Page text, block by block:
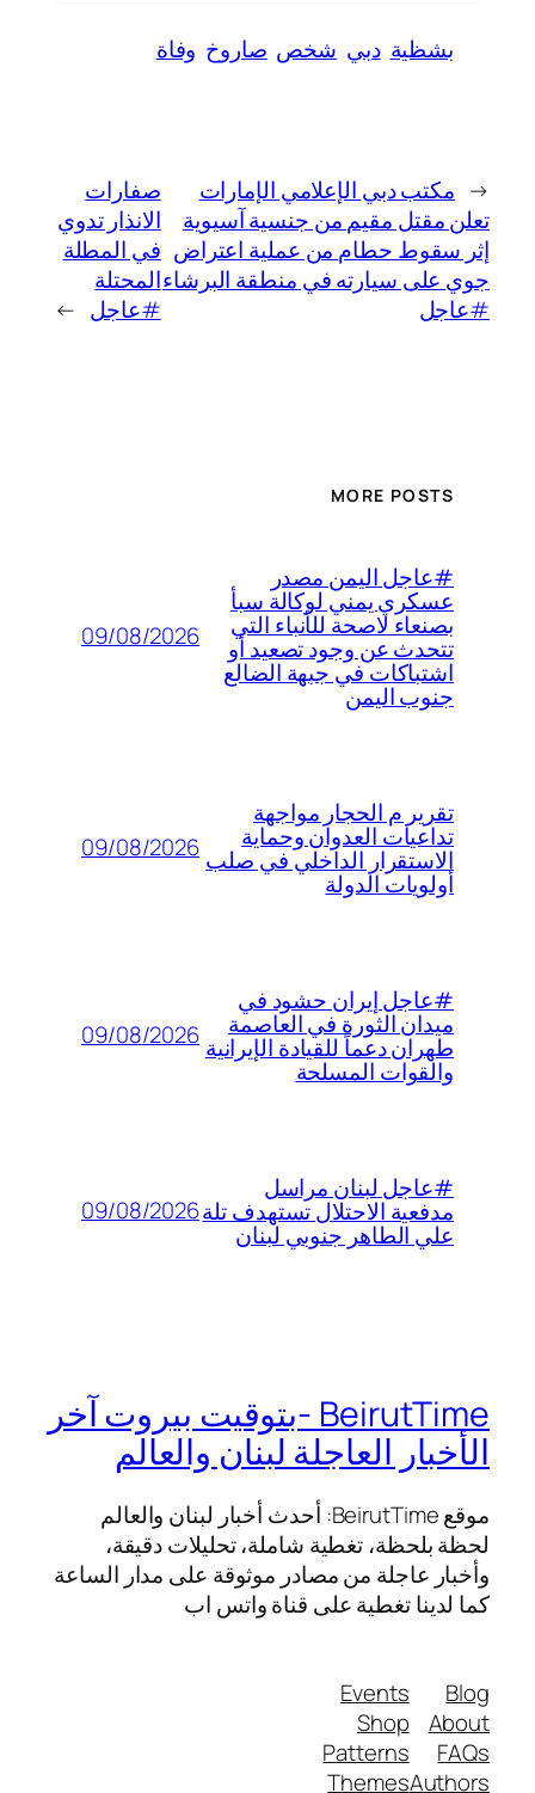
بشظية دبي شخص صاروخ وفاة
← مكتب دبي الإعلامي الإمارات
تعلن مقتل مقيم من جنسية آسيوية
إثر سقوط حطام من عملية اعتراض
جوي على سيارته في منطقة البرشاء
#عاجل
صفارات
الانذار تدوي
في المطلة
المحتلة
#عاجل →
MORE POSTS
#عاجل اليمن مصدر
عسكري يمني لوكالة سبأ
بصنعاء لاصحة للأنباء التي
تتحدث عن وجود تصعيد أو
اشتباكات في جبهة الضالع
جنوب اليمن
09/08/2026
تقرير م الحجار مواجهة
تداعيات العدوان وحماية
الاستقرار الداخلي في صلب
أولويات الدولة
09/08/2026
#عاجل إيران حشود في
ميدان الثورة في العاصمة
طهران دعماً للقيادة الإيرانية
والقوات المسلحة
09/08/2026
#عاجل لبنان مراسل
مدفعية الاحتلال تستهدف تلة
علي الطاهر جنوبي لبنان
09/08/2026
BeirutTime -بتوقيت بيروت آخر
الأخبار العاجلة لبنان والعالم
موقع BeirutTime: أحدث أخبار لبنان والعالم
لحظة بلحظة، تغطية شاملة، تحليلات دقيقة،
وأخبار عاجلة من مصادر موثوقة على مدار الساعة
كما لدينا تغطية على قناة واتس اب
Blog
About
FAQs
Authors
Events
Shop
Patterns
Themes